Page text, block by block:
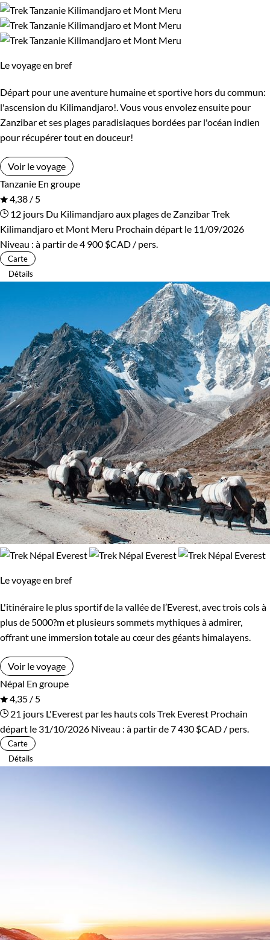
Le voyage en bref
Départ pour une aventure humaine et sportive hors du commun:
l'ascension du Kilimandjaro!. Vous vous envolez ensuite pour
Zanzibar et ses plages paradisiaques bordées par l'océan indien
pour récupérer tout en douceur!
Voir le voyage
Tanzanie En groupe
4,38 / 5
12 jours Du Kilimandjaro aux plages de ZanzibarTrek
Kilimandjaro et Mont Meru Prochain départ le 11/09/2026
Niveau : à partir de4 900 $CAD / pers.
Carte
Détails
Le voyage en bref
L'itinéraire le plus sportif de la vallée de l’Everest, avec trois cols à
plus de 5000?m et plusieurs sommets mythiques à admirer,
offrant une immersion totale au cœur des géants himalayens.
Voir le voyage
Népal En groupe
4,35 / 5
21 jours L'Everest par les hauts colsTrek Everest Prochain
départ le 31/10/2026 Niveau : à partir de7 430 $CAD / pers.
Carte
Détails